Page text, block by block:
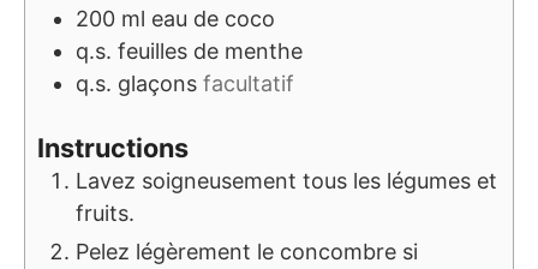
200 ml eau de coco
q.s. feuilles de menthe
q.s. glaçons facultatif
Instructions
Lavez soigneusement tous les légumes et
fruits.
Pelez légèrement le concombre si